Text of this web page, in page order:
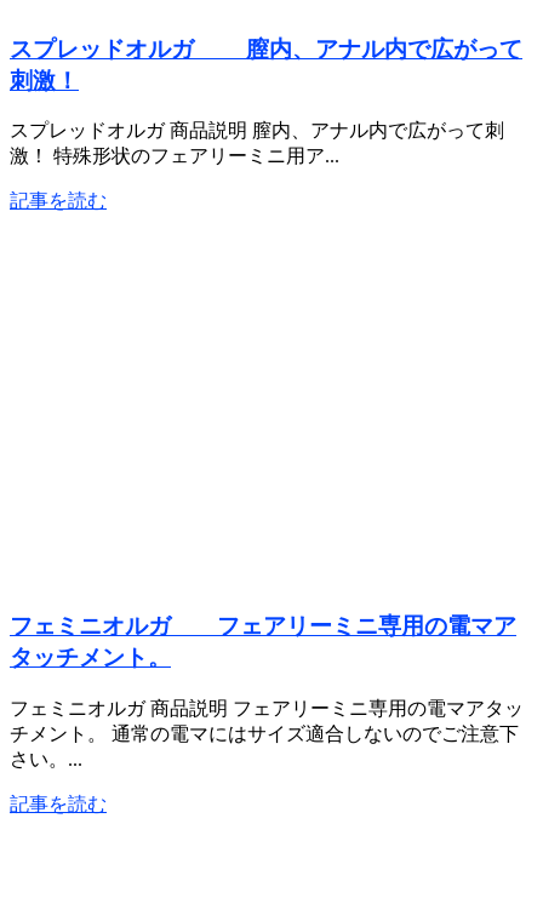
スプレッドオルガ 膣内、アナル内で広がって
刺激！
スプレッドオルガ 商品説明 膣内、アナル内で広がって刺
激！ 特殊形状のフェアリーミニ用ア...
記事を読む
フェミニオルガ フェアリーミニ専用の電マア
タッチメント。
フェミニオルガ 商品説明 フェアリーミニ専用の電マアタッ
チメント。 通常の電マにはサイズ適合しないのでご注意下
さい。...
記事を読む